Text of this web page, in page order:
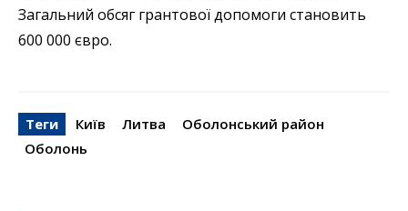
Загальний обсяг грантової допомоги становить
600 000 євро.
Теги Київ Литва
Оболонський район
Оболонь